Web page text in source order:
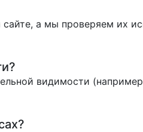
а мы проверяем их
видимости